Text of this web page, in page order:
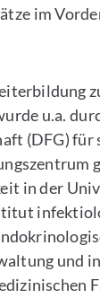
im
u.a.
(DFG) für
in der
und